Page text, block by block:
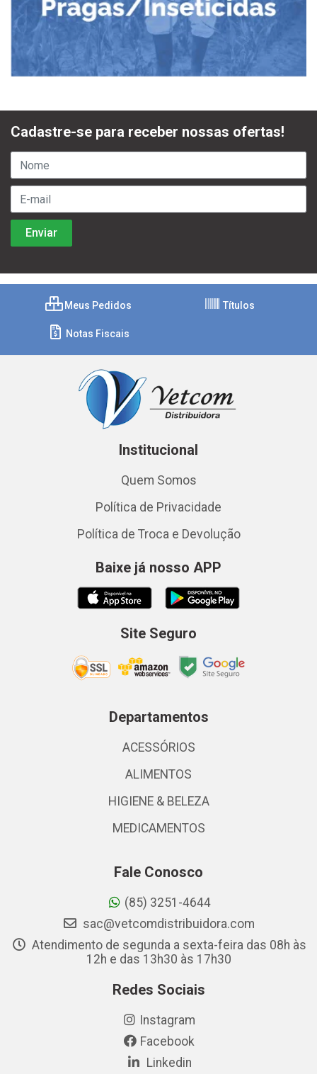
Cadastre-se para receber nossas ofertas!
Meus Pedidos Títulos
Notas Fiscais
Institucional
Quem Somos
Política de Privacidade
Política de Troca e Devolução
Baixe já nosso APP
Site Seguro
Departamentos
ACESSÓRIOS
ALIMENTOS
HIGIENE & BELEZA
MEDICAMENTOS
Fale Conosco
(85) 3251-4644
sac@vetcomdistribuidora.com
Atendimento de segunda a sexta-feira das 08h às
12h e das 13h30 às 17h30
Redes Sociais
Instagram
Facebook
Linkedin